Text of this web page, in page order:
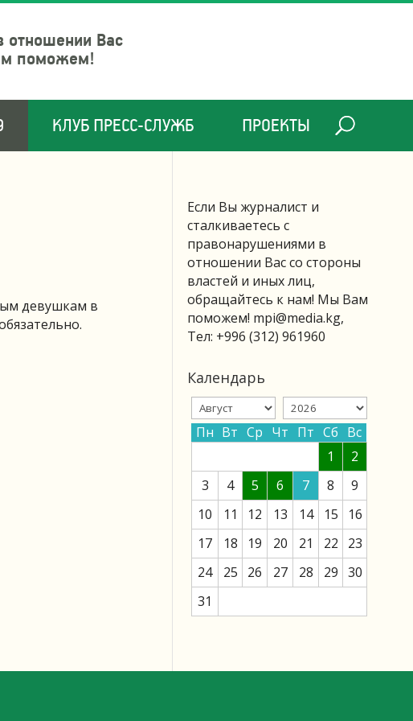
отношении Вас
поможем!
КЛУБ ПРЕСС-СЛУЖБ ПРОЕКТЫ
девушкам в
Если Вы журналист и
сталкиваетесь с
правонарушениями в
отношении Вас со стороны
властей и иных лиц,
обращайтесь к нам! Мы Вам
поможем! mpi@media.kg,
Тел: +996 (312) 961960
Календарь
Пн Вт Ср Чт Пт Сб Вс
1
2
3
4 5 6 7 8
9
10
11 12 13 14 15
16
17
18 19 20 21 22
23
24
25 26 27 28 29 30
31